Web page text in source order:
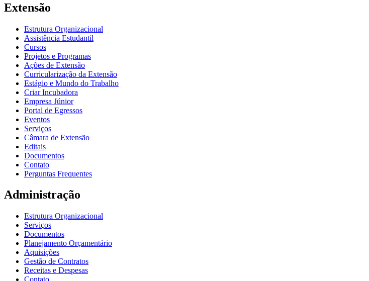
Extensão
Estrutura Organizacional
Assistência Estudantil
Cursos
Projetos e Programas
Ações de Extensão
Curricularização da Extensão
Estágio e Mundo do Trabalho
Criar Incubadora
Empresa Júnior
Portal de Egressos
Eventos
Serviços
Câmara de Extensão
Editais
Documentos
Contato
Perguntas Frequentes
Administração
Estrutura Organizacional
Serviços
Documentos
Planejamento Orçamentário
Aquisições
Gestão de Contratos
Receitas e Despesas